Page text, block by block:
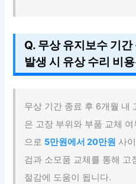
Q. 무상 유지보수 기
발생 시 유상 수리 비
무상 기간 종료 후 6개월 내
은 고장 부위와 부품 교체
으로 5만원에서 20만원 사
검과 소모품 교체를 통해 고
절감에 도움이 됩니다.